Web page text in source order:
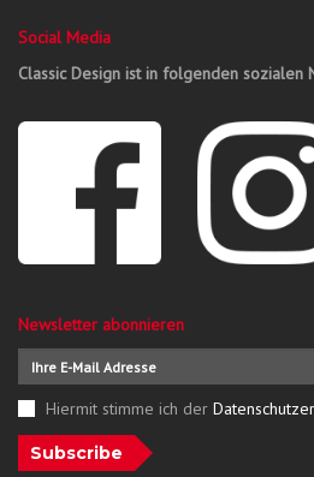
Social Media
Classic Design ist in folgenden sozialen
Newsletter abonnieren
Hiermit stimme ich der
Subscribe